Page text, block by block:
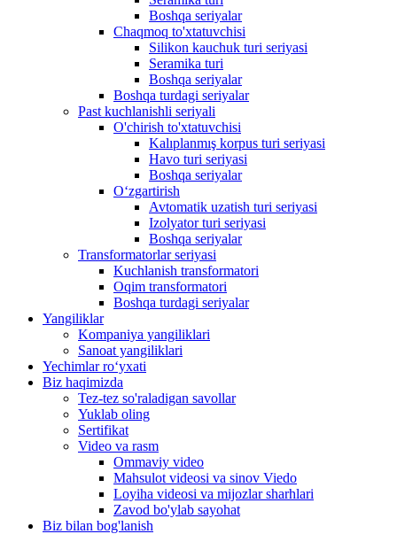
Boshqa seriyalar
Chaqmoq to'xtatuvchisi
Silikon kauchuk turi seriyasi
Seramika turi
Boshqa seriyalar
Boshqa turdagi seriyalar
Past kuchlanishli seriyali
O'chirish to'xtatuvchisi
Kalıplanmış korpus turi seriyasi
Havo turi seriyasi
Boshqa seriyalar
Oʻzgartirish
Avtomatik uzatish turi seriyasi
Izolyator turi seriyasi
Boshqa seriyalar
Transformatorlar seriyasi
Kuchlanish transformatori
Oqim transformatori
Boshqa turdagi seriyalar
Yangiliklar
Kompaniya yangiliklari
Sanoat yangiliklari
Yechimlar roʻyxati
Biz haqimizda
Tez-tez so'raladigan savollar
Yuklab oling
Sertifikat
Video va rasm
Ommaviy video
Mahsulot videosi va sinov Viedo
Loyiha videosi va mijozlar sharhlari
Zavod bo'ylab sayohat
Biz bilan bog'lanish